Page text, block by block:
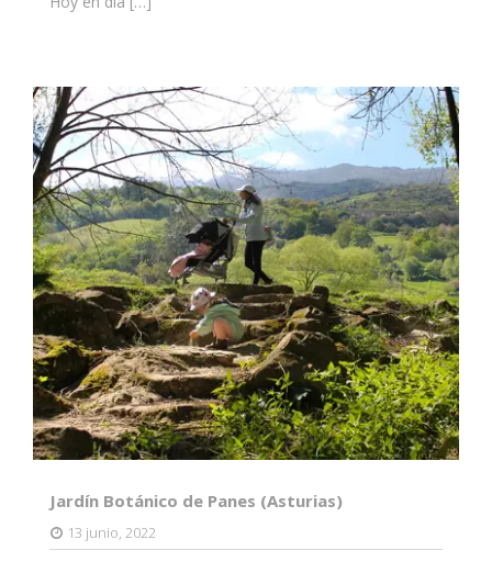
Jardín Botánico de Panes (Asturias)
13 junio, 2022